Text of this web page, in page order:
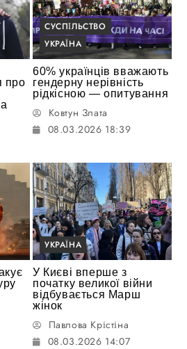
про
СУСПІЛЬСТВО
УКРАЇНА
60% українців вважають
гендерну нерівність
рідкісною — опитування
Ковтун Злата
08.03.2026 18:39
УКРАЇНА
У Києві вперше з
початку великої війни
відбувається Марш
жінок
Павлова Крістіна
08.03.2026 14:07